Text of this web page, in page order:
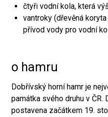
čtyři vodní kola, která
vantroky (dřevěná
přívod vody pro vodní
o hamru
Dobřívský horní hamr je
památka svého druhu v ČR.
postavena začátkem 19.